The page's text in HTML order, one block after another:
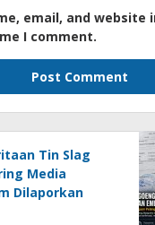
email, and website
I comment.
Tin Slag
Media
Dilaporkan